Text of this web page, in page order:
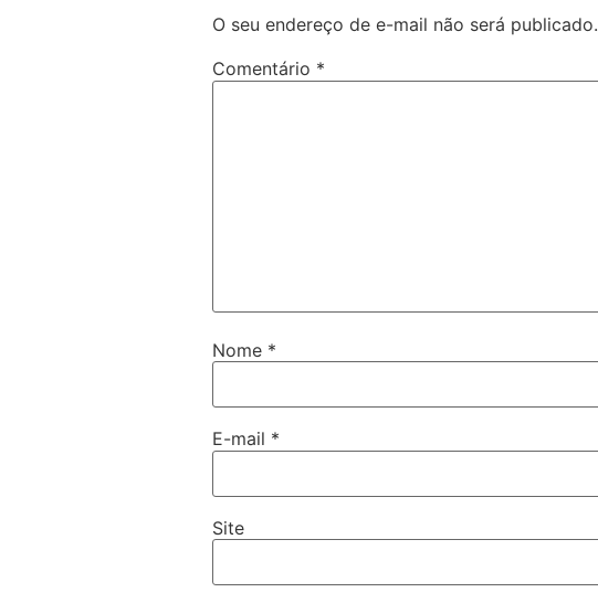
O seu endereço de e-mail não será publicado.
Comentário *
Nome *
E-mail *
Site